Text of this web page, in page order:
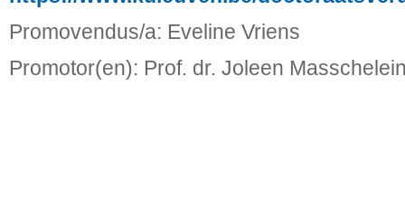
Promovendus/a: Eveline Vriens
Promotor(en): Prof. dr. Joleen